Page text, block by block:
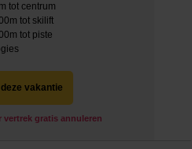
tot centrum
tot skilift
tot piste
vakantie
vertrek gratis annuleren